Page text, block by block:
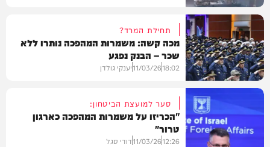
חדשות
חדשות
תחילת המרד?
מכה קשה: משמרות המהפכה נותרו ללא
שכר – הבנק נפגע
18:02
11/03/26יענקי גולדן
סער למועצת הביטחון:
"הכריזו על משמרות המהפכה כארגון
טרור"
12:26
11/03/26דודי סגל